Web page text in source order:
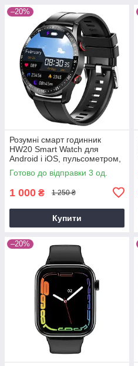
–20%
Розумні смарт годинник
HW20 Smart Watch для
Android і iOS, пульсометром,
тонометром, крокоміром
(чорні ))
Готово до відправки 3 од.
1 000 ₴ 1 250 ₴
Купити
–20%